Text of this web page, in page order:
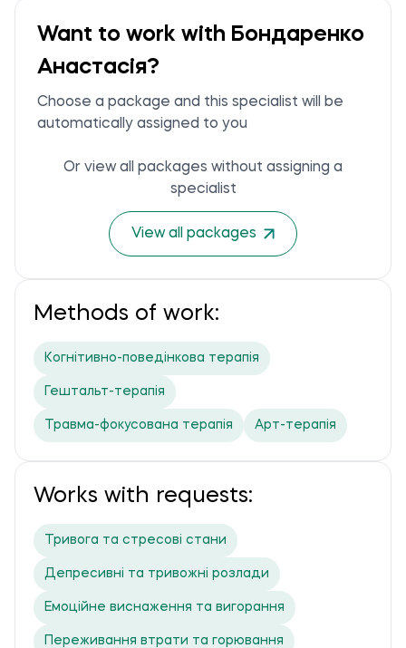
Want to work with Бондаренко
Анастасія?
Choose a package and this specialist will be
automatically assigned to you
Or view all packages without assigning a
specialist
View all packages
Methods of work:
Когнітивно-поведінкова терапія
Гештальт-терапія
Травма-фокусована терапія Арт-терапія
Works with requests:
Тривога та стресові стани
Депресивні та тривожні розлади
Емоційне виснаження та вигорання
Переживання втрати та горювання